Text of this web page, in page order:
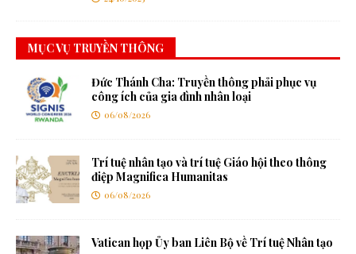
MỤC VỤ TRUYỀN THÔNG
Đức Thánh Cha: Truyền thông phải phục vụ
công ích của gia đình nhân loại
06/08/2026
Trí tuệ nhân tạo và trí tuệ Giáo hội theo thông
điệp Magnifica Humanitas
06/08/2026
Vatican họp Ủy ban Liên Bộ về Trí tuệ Nhân tạo